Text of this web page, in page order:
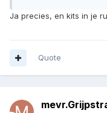
Ja precies, en kits in je
Quote